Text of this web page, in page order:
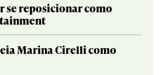
se reposicionar como
Marina Cirelli como